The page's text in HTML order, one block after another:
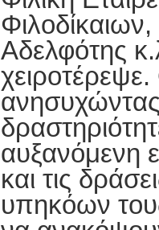
Φιλοδίκαιων,
Αδελφότης
ανησυχώντας
αυξανόμενη
και τις
υπηκόων